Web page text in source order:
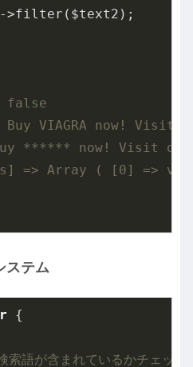
>filter($text2);
false
Buy VIAGRA now! Visit
****** now! Visit
=> Array ( [0] =>
ステム
{
語が含まれているかチェック